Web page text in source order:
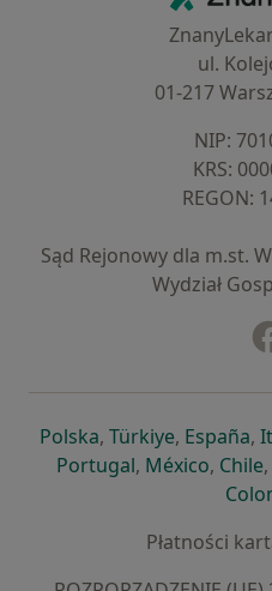
ul.
01-217
NIP:
KRS:
REGON:
Sąd Rejonowy dla m.st.
Wydział
Polskaotwiera się w
, Türkiyeotwiera
, España,
Portugalotwiera się w
, México, Chile,
Płatności